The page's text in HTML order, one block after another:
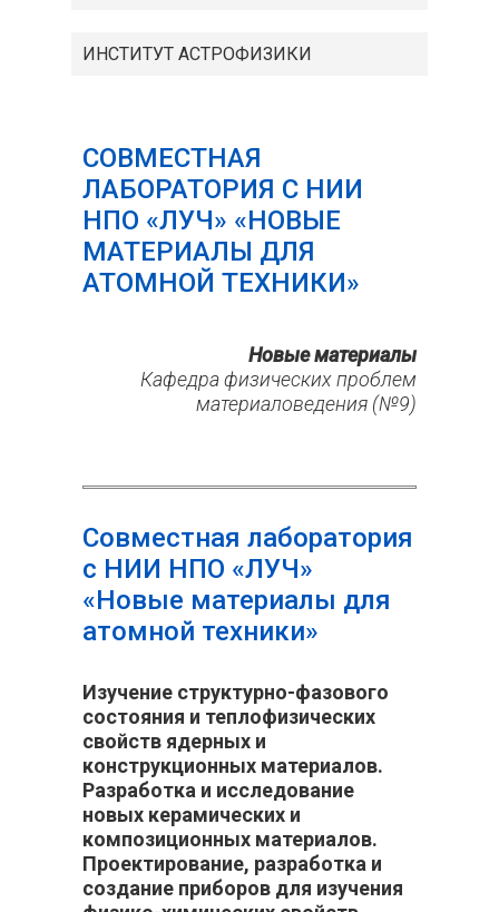
ИНСТИТУТ АСТРОФИЗИКИ
СОВМЕСТНАЯ
ЛАБОРАТОРИЯ С НИИ
НПО «ЛУЧ» «НОВЫЕ
МАТЕРИАЛЫ ДЛЯ
АТОМНОЙ ТЕХНИКИ»
Новые материалы
Кафедра физических проблем
материаловедения (№9)
Совместная лаборатория
с НИИ НПО «ЛУЧ»
«Новые материалы для
атомной техники»
Изучение структурно-фазового
состояния и теплофизических
свойств ядерных и
конструкционных материалов.
Разработка и исследование
новых керамических и
композиционных материалов.
Проектирование, разработка и
создание приборов для изучения